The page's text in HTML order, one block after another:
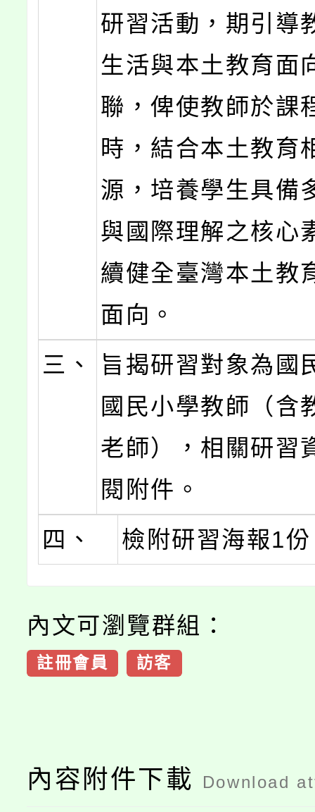
研習活動，期引導
生活與本土教育面
聯，俾使教師於課
時，結合本土教育
源，培養學生具備
與國際理解之核心
續健全臺灣本土教
面向。
三、
旨揭研習對象為國
國民小學教師（含
老師），相關研習
閱附件。
四、
檢附研習海報1
內文可瀏覽群組：
註冊會員 訪客
內容附件下載 Download